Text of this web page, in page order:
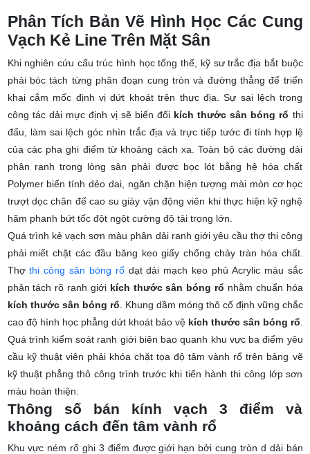
Phân Tích Bản Vẽ Hình Học Các Cung
Vạch Kẻ Line Trên Mặt Sân
Khi nghiên cứu cấu trúc hình học tổng thể, kỹ sư trắc địa bắt buộc
phải bóc tách từng phân đoạn cung tròn và đường thẳng để triển
khai cắm mốc định vị dứt khoát trên thực địa. Sự sai lệch trong
công tác dải mực định vị sẽ biến đổi kích thước sân bóng rổ thi
đấu, làm sai lệch góc nhìn trắc địa và trực tiếp tước đi tính hợp lệ
của các pha ghi điểm từ khoảng cách xa. Toàn bộ các đường dải
phân ranh trong lòng sân phải được bọc lót bằng hệ hóa chất
Polymer biến tính dẻo dai, ngăn chặn hiện tượng mài mòn cơ học
trượt dọc chân đế cao su giày vận động viên khi thực hiện kỹ nghệ
hãm phanh bứt tốc đột ngột cường độ tải trọng lớn.
Quá trình kẻ vạch sơn màu phân dải ranh giới yêu cầu thợ thi công
phải miết chặt các đầu băng keo giấy chống chảy tràn hóa chất.
Thợthi công sân bóng rổdạt dải mạch keo phủ Acrylic màu sắc
phân tách rõ ranh giới kích thước sân bóng rổ nhằm chuẩn hóa
kích thước sân bóng rổ . Khung dầm móng thô cố định vững chắc
cao độ hình học phẳng dứt khoát bảo vệ kích thước sân bóng rổ
Quá trình kiểm soát ranh giới biên bao quanh khu vực ba điểm yêu
cầu kỹ thuật viên phải khóa chặt tọa độ tâm vành rổ trên bảng vẽ
kỹ thuật phẳng thô công trình trước khi tiến hành thi công lớp sơn
màu hoàn thiện.
Thông số bán kính vạch 3 điểm và
khoảng cách đến tâm vành rổ
Khu vực ném rổ ghi 3 điểm được giới hạn bởi cung tròn d dải bán